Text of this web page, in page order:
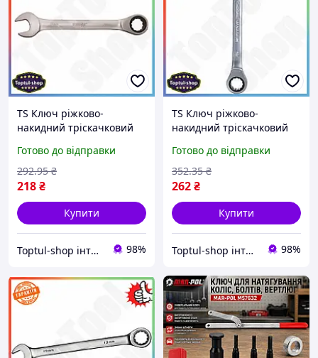
TS Ключ ріжково-
накидний тріскачковий
для роботи з гайками та
болтами храповий
механіз SHT55_Q
Готово до відправки
218₴
292.95 ₴
Купити
Toptul-shop інтернет магазин 98%
TS Ключ ріжково-
накидний тріскачковий
для роботи з гайками та
болтами храповик 72 зуба
SHT55_Q
Готово до відправки
262₴
352.35 ₴
Купити
Toptul-shop інтернет магазин 98%